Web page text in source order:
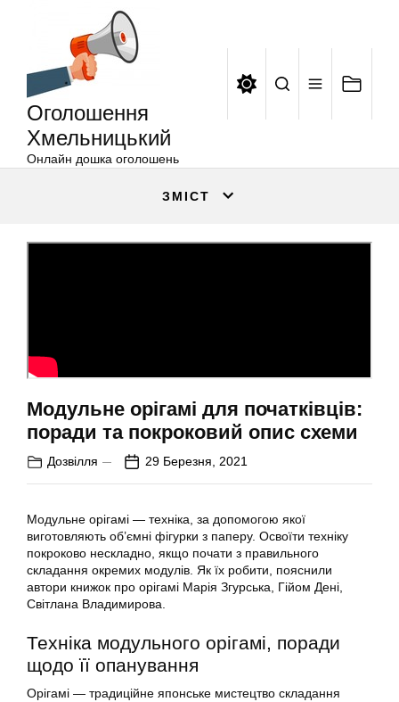
Оголошення
Хмельницький
Онлайн дошка оголошень
ЗМІСТ
Модульне орігамі для початківців:
поради та покроковий опис схеми
Дозвілля 29 Березня, 2021
Модульне орігамі — техніка, за допомогою якої
виготовляють об’ємні фігурки з паперу. Освоїти техніку
покроково нескладно, якщо почати з правильного
складання окремих модулів. Як їх робити, пояснили
автори книжок про орігамі Марія Згурська, Гійом Дені,
Світлана Владимирова.
Техніка модульного орігамі, поради
щодо її опанування
Орігамі — традиційне японське мистецтво складання